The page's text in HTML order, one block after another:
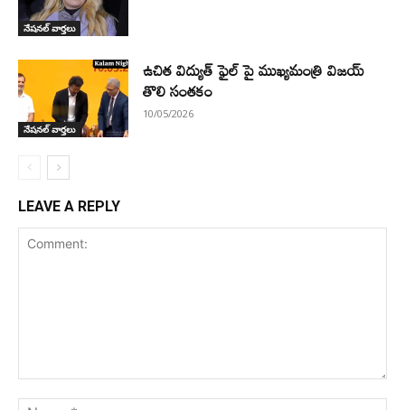
నేషనల్ వార్తలు
నేషనల్ వార్తలు
ఉచిత విద్యుత్ ఫైల్ పై ముఖ్యమంత్రి విజయ్
తొలి సంతకం
10/05/2026
LEAVE A REPLY